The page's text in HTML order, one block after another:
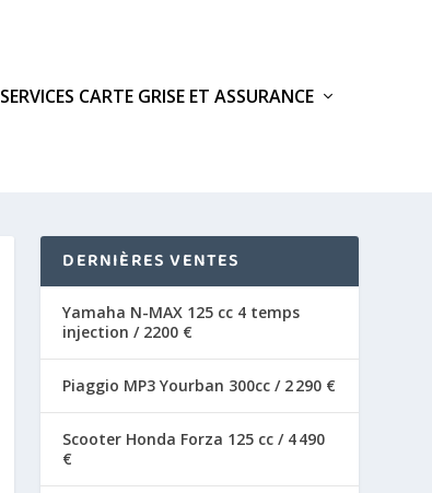
SERVICES CARTE GRISE ET ASSURANCE
DERNIÈRES VENTES
Yamaha N-MAX 125 cc 4 temps
injection / 2200 €
Piaggio MP3 Yourban 300cc / 2 290 €
Scooter Honda Forza 125 cc / 4 490
€